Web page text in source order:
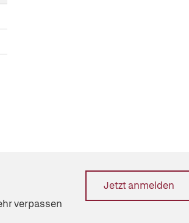
verpassen
Jetzt anmelden